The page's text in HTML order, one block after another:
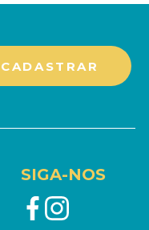
SIGA-NOS